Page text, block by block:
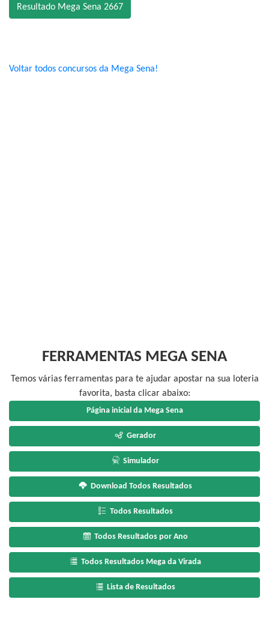
Resultado Mega Sena 2667
Voltar todos concursos da Mega Sena!
FERRAMENTAS MEGA SENA
Temos várias ferramentas para te ajudar apostar na sua loteria
favorita, basta clicar abaixo:
Página inicial da Mega Sena
Gerador
Simulador
Download Todos Resultados
Todos Resultados
Todos Resultados por Ano
Todos Resultados Mega da Virada
Lista de Resultados